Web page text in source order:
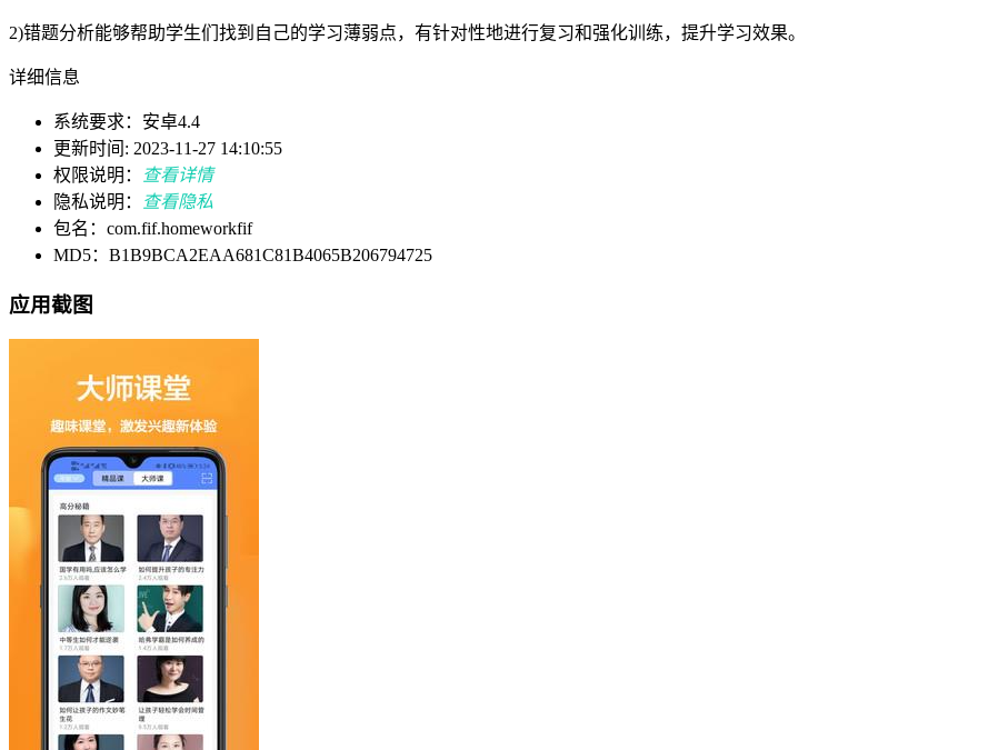
2)错题分析能够帮助学生们找到自己的学习薄弱点，有针对性地进行复习和强化训练，提升学习效果。
详细信息
系统要求：安卓4.4
更新时间: 2023-11-27 14:10:55
权限说明：
查看详情
隐私说明：
查看隐私
包名：com.fif.homeworkfif
MD5：B1B9BCA2EAA681C81B4065B206794725
应用截图